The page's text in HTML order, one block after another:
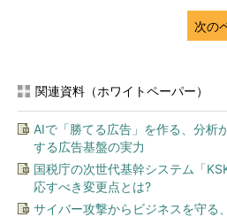
次の
関連資料（ホワイトペーパー）
AIで「勝てる広告」を作る、分析
する広告基盤の実力
国税庁の次世代基幹システム「
応すべき変更点とは?
サイバー攻撃からビジネスを守る